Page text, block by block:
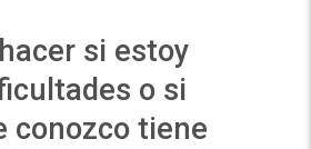
si estoy
o si
conozco tiene